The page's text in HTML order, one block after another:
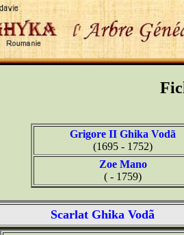
Grigore II Ghika Vodã
(1695 - 1752)
Zoe Mano
( - 1759)
Scarlat Ghika Vodã